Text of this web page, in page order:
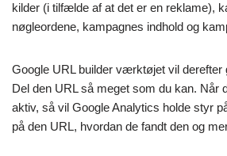
kilder (i tilfælde af at det er en reklame),
nøgleordene, kampagnes indhold og
Google URL builder værktøjet vil derefter
Del den URL så meget som du kan. Når
aktiv, så vil Google Analytics holde styr
på den URL, hvordan de fandt den og